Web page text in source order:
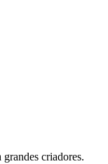
criadores.